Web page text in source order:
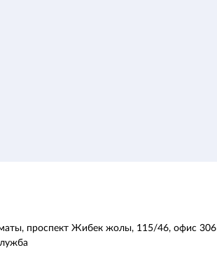
проспект Жибек жолы, 115/46, офис 306